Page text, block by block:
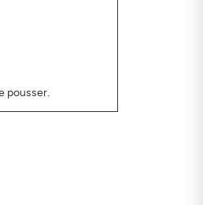
pousser.